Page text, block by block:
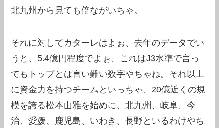
北九州から見ても倍ながいちゃ。
それに対してカターレはよぉ、去年のデータでい
うと、5.4億円程度でよぉ、これはJ3水準で言っ
てもトップとは言い難い数字やちゃね。それ以上
に資金力を持つチームといっちゃ、20億近くの規
模を誇る松本山雅を始めに、北九州、岐阜、今
治、愛媛、鹿児島、いわき、長野といるわけやち